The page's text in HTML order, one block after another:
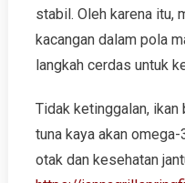
stabil. Oleh karena itu,
kacangan dalam pola
langkah cerdas untuk
Tidak ketinggalan,
tuna kaya akan
otak dan kesehatan